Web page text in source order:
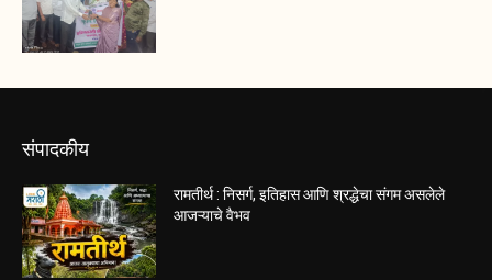
संपादकीय
रामतीर्थ : निसर्ग, इतिहास आणि श्रद्धेचा संगम असलेले
आजऱ्याचे वैभव